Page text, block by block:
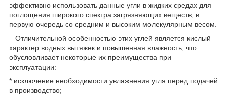
эффективно использовать данные угли в жидких средах для
поглощения широкого спектра загрязняющих веществ, в
первую очередь со средним и высоким молекулярным весом.
Отличительной особенностью этих углей является кислый
характер водных вытяжек и повышенная влажность, что
обусловливает некоторые их преимущества при
эксплуатации:
* исключение необходимости увлажнения угля перед подачей
в производство;